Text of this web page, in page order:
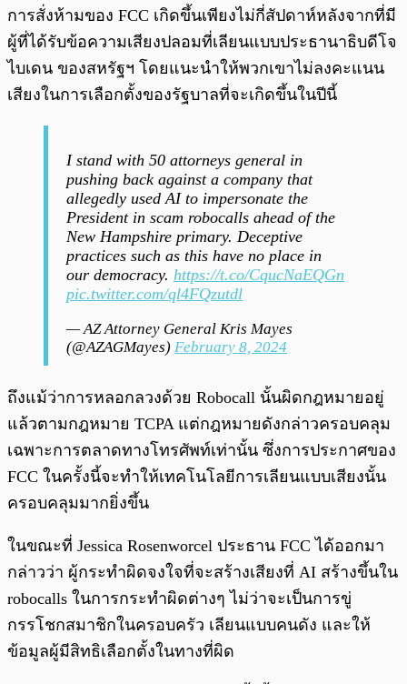
การสั่งห้ามของ FCC เกิดขึ้นเพียงไม่กี่สัปดาห์หลังจากที่มี
ผู้ที่ได้รับข้อความเสียงปลอมที่เลียนแบบประธานาธิบดีโจ
ไบเดน ของสหรัฐฯ โดยแนะนำให้พวกเขาไม่ลงคะแนน
เสียงในการเลือกตั้งของรัฐบาลที่จะเกิดขึ้นในปีนี้
I stand with 50 attorneys general in
pushing back against a company that
allegedly used AI to impersonate the
President in scam robocalls ahead of the
New Hampshire primary. Deceptive
practices such as this have no place in
our democracy. https://t.co/CqucNaEQGn
pic.twitter.com/ql4FQzutdl
— AZ Attorney General Kris Mayes
(@AZAGMayes) February 8, 2024
ถึงแม้ว่าการหลอกลวงด้วย Robocall นั้นผิดกฎหมายอยู่
แล้วตามกฎหมาย TCPA แต่กฎหมายดังกล่าวครอบคลุม
เฉพาะการตลาดทางโทรศัพท์เท่านั้น ซึ่งการประกาศของ
FCC ในครั้งนี้จะทำให้เทคโนโลยีการเลียนแบบเสียงนั้น
ครอบคลุมมากยิ่งขึ้น
ในขณะที่ Jessica Rosenworcel ประธาน FCC ได้ออกมา
กล่าวว่า ผู้กระทำผิดจงใจที่จะสร้างเสียงที่ AI สร้างขึ้นใน
robocalls ในการกระทำผิดต่างๆ ไม่ว่าจะเป็นการขู่
กรรโชกสมาชิกในครอบครัว เลียนแบบคนดัง และให้
ข้อมูลผู้มีสิทธิเลือกตั้งในทางที่ผิด